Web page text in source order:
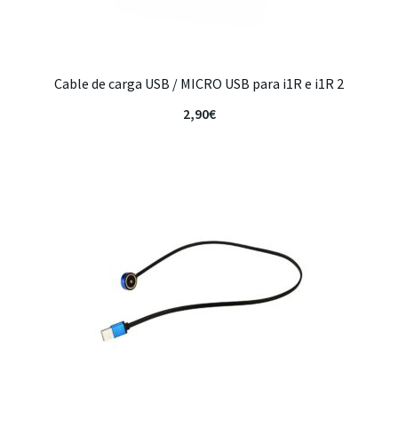
Cable de carga USB / MICRO USB para i1R e i1R 2
2,90€